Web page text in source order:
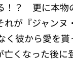
！？ 更に本物
れが『ジャン
く彼から愛を
亡くなった後